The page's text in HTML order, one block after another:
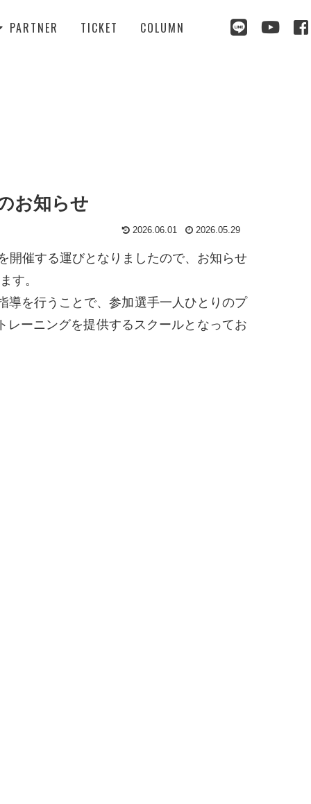
PARTNER TICKET COLUMN   
お知らせ
2026.06.01 2026.05.29
開催する運びとなりましたので、お知らせ
す。
導を行うことで、参加選手一人ひとりのプ
ーニングを提供するスクールとなってお